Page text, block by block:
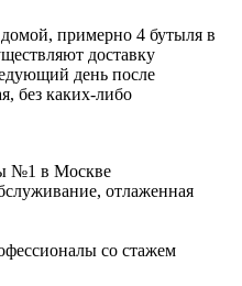
примерно 4 бутыля в
доставку
день после
без каких-либо
№1 в Москве
отлаженная
со стажем